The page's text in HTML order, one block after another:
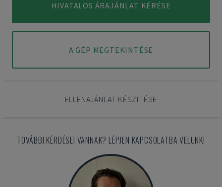
HIVATALOS ÁRAJÁNLAT KÉRÉSE
A GÉP MEGTEKINTÉSE
ELLENAJÁNLAT KÉSZÍTÉSE
TOVÁBBI KÉRDÉSEI VANNAK? LÉPJEN KAPCSOLATBA VELÜNK!